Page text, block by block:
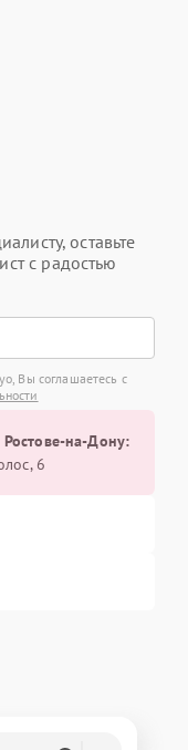
оставьте
с радостью
Вы соглашаетесь с
Ростове-на-Дону:
6